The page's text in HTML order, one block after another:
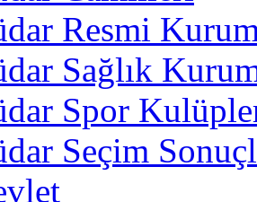
Resmi
Sağlık
Spor
Seçim